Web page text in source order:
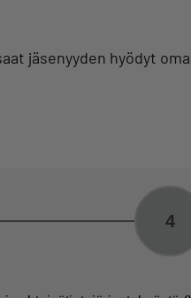
jäsenyyden hyödyt